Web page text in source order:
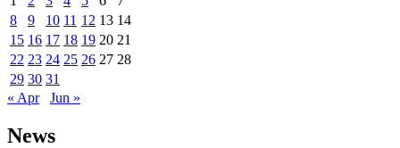
8
9 10 11 12 13 14
15 16 17 18 19 20 21
22 23 24 25 26 27 28
29 30 31
« Apr
Jun »
News